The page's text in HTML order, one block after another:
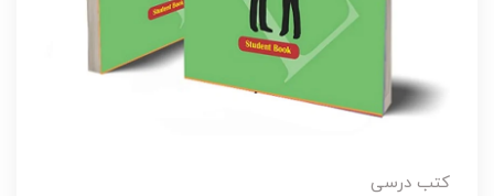
کتب درسی